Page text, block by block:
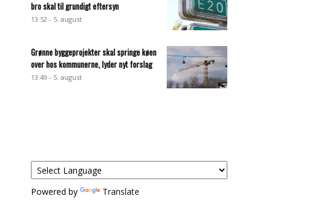
bro skal til grundigt eftersyn
13:52 - 5. august
Grønne byggeprojekter skal springe køen
over hos kommunerne, lyder nyt forslag
13:49 - 5. august
Powered by Translate